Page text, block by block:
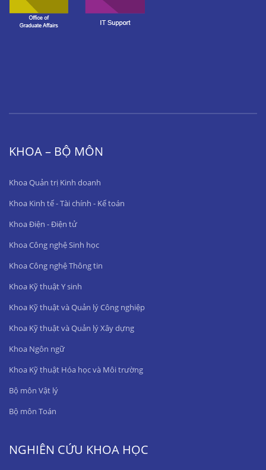
KHOA – BỘ MÔN
Khoa Quản trị Kinh doanh
Khoa Kinh tế - Tài chính - Kế toán
Khoa Điện - Điện tử
Khoa Công nghệ Sinh học
Khoa Công nghệ Thông tin
Khoa Kỹ thuật Y sinh
Khoa Kỹ thuật và Quản lý Công nghiệp
Khoa Kỹ thuật và Quản lý Xây dựng
Khoa Ngôn ngữ
Khoa Kỹ thuật Hóa học và Môi trường
Bộ môn Vật lý
Bộ môn Toán
NGHIÊN CỨU KHOA HỌC